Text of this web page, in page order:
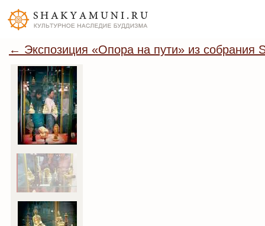
← Экспозиция «Опора на пути» из собрания